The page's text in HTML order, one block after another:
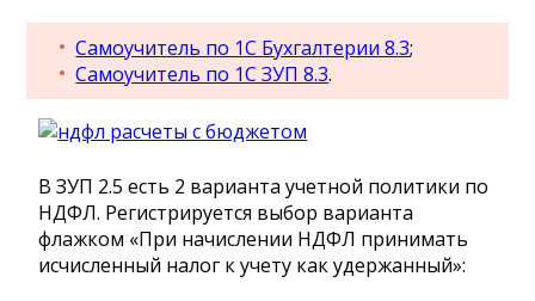
Самоучитель по 1С Бухгалтерии 8.3;
Самоучитель по 1С ЗУП 8.3.
В ЗУП 2.5 есть 2 варианта учетной политики по
НДФЛ. Регистрируется выбор варианта
флажком «При начислении НДФЛ принимать
исчисленный налог к учету как удержанный»: